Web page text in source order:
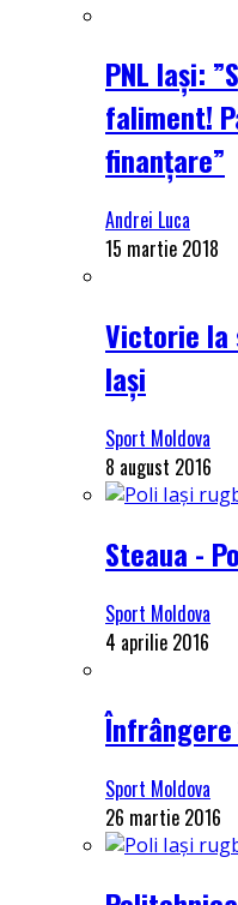
PNL Iași:
faliment!
finanțare”
Andrei Luca
15 martie 2018
Victorie la
Iași
Sport Moldova
8 august 2016
Steaua -
Sport Moldova
4 aprilie 2016
Înfrângere
Sport Moldova
26 martie 2016